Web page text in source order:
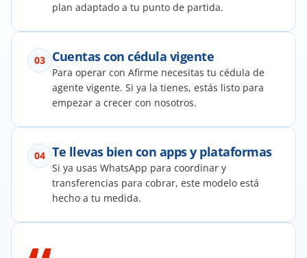
plan adaptado a tu punto de partida.
03 Cuentas con cédula vigente
Para operar con Afirme necesitas tu cédula de
agente vigente. Si ya la tienes, estás listo para
empezar a crecer con nosotros.
04 Te llevas bien con apps y plataformas
Si ya usas WhatsApp para coordinar y
transferencias para cobrar, este modelo está
hecho a tu medida.